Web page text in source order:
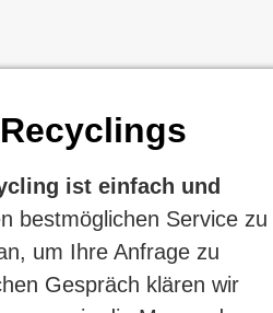
ist einfach und
bestmöglichen Service zu
um Ihre Anfrage zu
Gespräch klären wir